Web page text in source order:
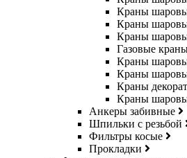
Краны
Краны
Краны
Газовые
Краны
Краны
Краны
Краны
Анкеры забивные
Шпильки с резьбой
Фильтры косые
Прокладки